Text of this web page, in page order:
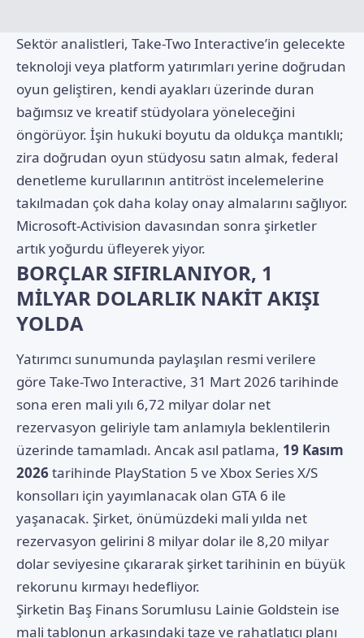
Sektör analistleri, Take-Two Interactive’in gelecekte
teknoloji veya platform yatırımları yerine doğrudan
oyun geliştiren, kendi ayakları üzerinde duran
bağımsız ve kreatif stüdyolara yöneleceğini
öngörüyor. İşin hukuki boyutu da oldukça mantıklı;
zira doğrudan oyun stüdyosu satın almak, federal
denetleme kurullarının antitröst incelemelerine
takılmadan çok daha kolay onay almalarını sağlıyor.
Microsoft-Activision davasından sonra şirketler
artık yoğurdu üfleyerek yiyor.
BORÇLAR SIFIRLANIYOR, 1
MİLYAR DOLARLIK NAKİT AKIŞI
YOLDA
Yatırımcı sunumunda paylaşılan resmi verilere
göre Take-Two Interactive, 31 Mart 2026 tarihinde
sona eren mali yılı 6,72 milyar dolar net
rezervasyon geliriyle tam anlamıyla beklentilerin
üzerinde tamamladı. Ancak asıl patlama, 19 Kasım
2026 tarihinde PlayStation 5 ve Xbox Series X/S
konsolları için yayımlanacak olan GTA 6 ile
yaşanacak. Şirket, önümüzdeki mali yılda net
rezervasyon gelirini 8 milyar dolar ile 8,20 milyar
dolar seviyesine çıkararak şirket tarihinin en büyük
rekorunu kırmayı hedefliyor.
Şirketin Baş Finans Sorumlusu Lainie Goldstein ise
mali tablonun arkasındaki taze ve rahatlatıcı planı